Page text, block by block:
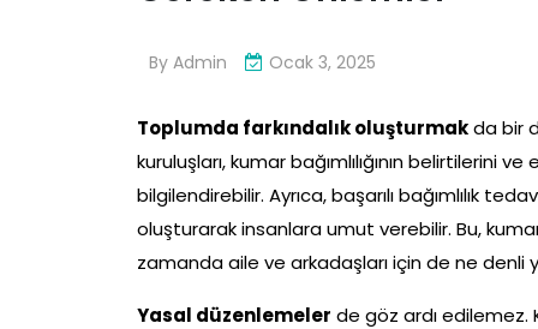
By Admin Ocak 3, 2025
Toplumda farkındalık oluşturmakda bir
kuruluşları, kumar bağımlılığının belirtilerini
bilgilendirebilir. Ayrıca, başarılı bağımlılık
oluşturarak insanlara umut verebilir. Bu, kumar
zamanda aile ve arkadaşları için de ne denli
Yasal düzenlemeler de göz ardı edilemez.